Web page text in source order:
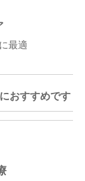
最適
おすすめです